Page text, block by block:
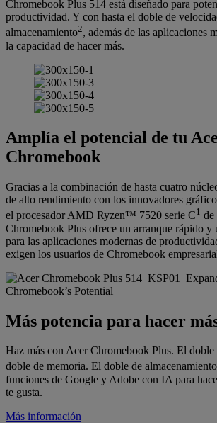
Chromebook Plus 514 está diseñado para
productividad. Y con hasta el doble de
almacenamiento2, además de las aplicaciones
la capacidad de hacer más.
Amplía el potencial de tu
Chromebook
Gracias a la combinación de hasta cuatro
de alto rendimiento con los innovadores
el procesador AMD Ryzen™ 7520 serie C1 de
Chromebook Plus ofrece un arranque rápido
para las aplicaciones modernas de
exigen los usuarios de Chromebook
Más potencia para hacer
Haz más con Acer Chromebook Plus. El
doble de memoria. El doble de almacenamiento
funciones de Google y Adobe con IA para
te gusta.
Más información